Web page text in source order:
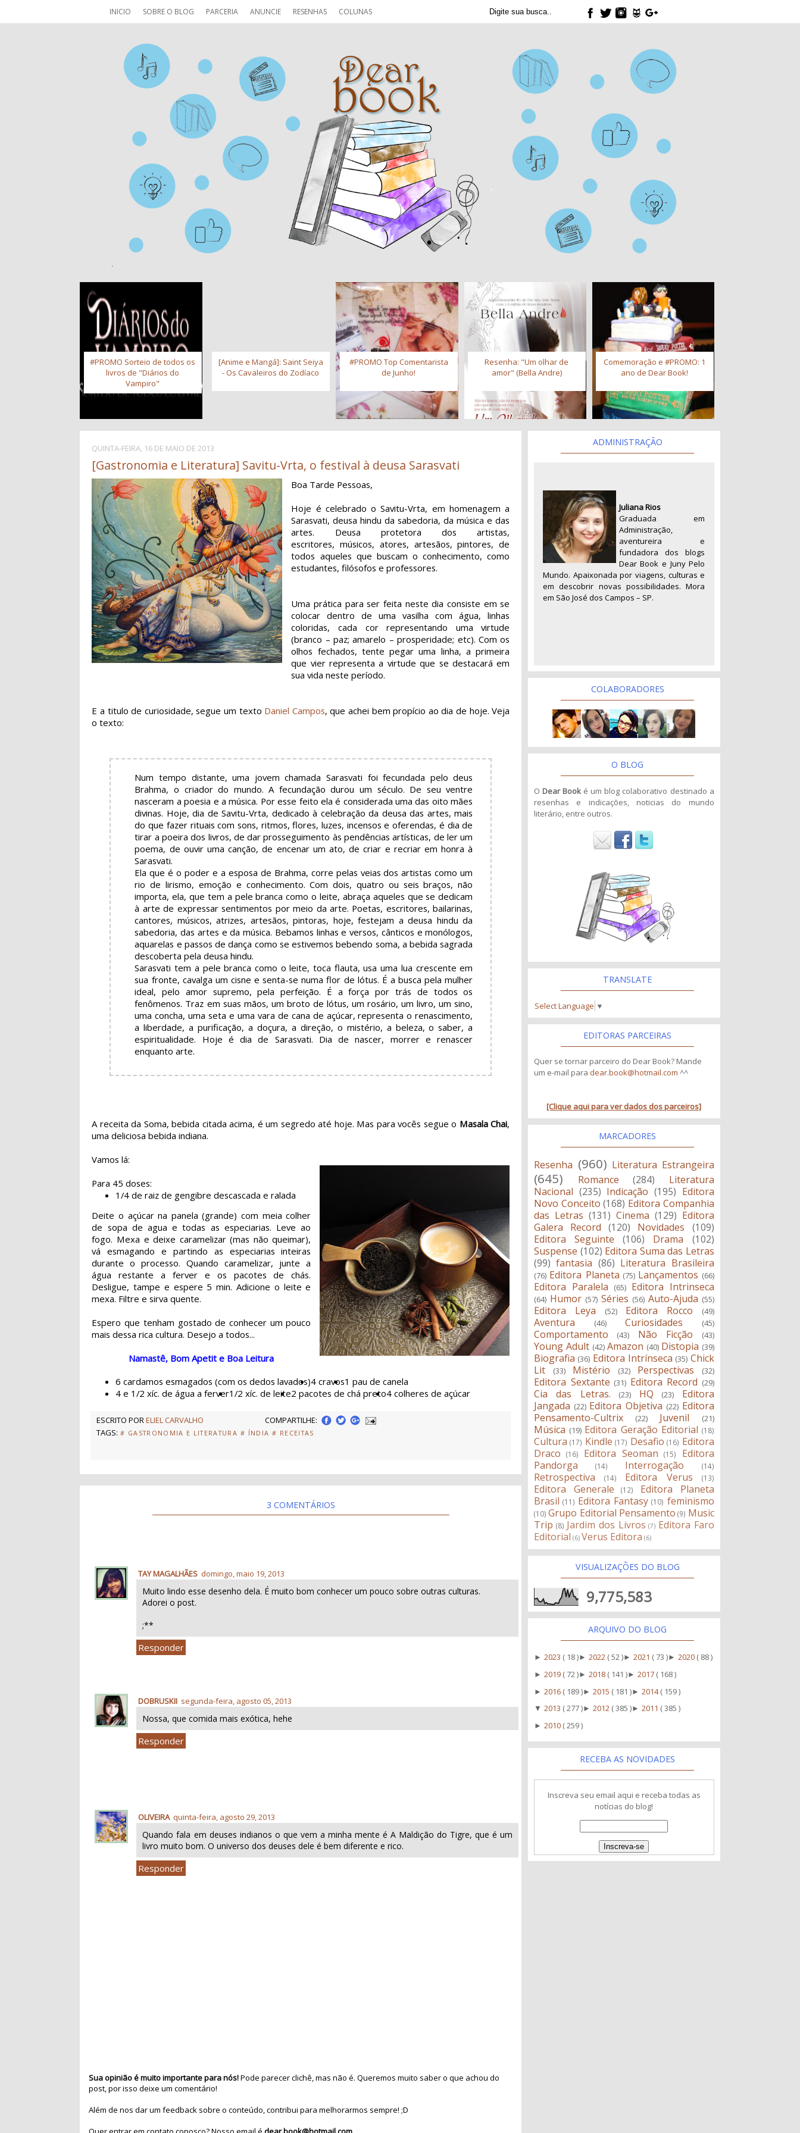
INICIO SOBRE O BLOG PARCERIA ANUNCIE RESENHAS COLUNAS
#PROMO Sorteio de todos os
livros de "Diários do
Vampiro"
[Anime e Mangá]: Saint Seiya
- Os Cavaleiros do Zodíaco
#PROMO Top Comentarista
de Junho!
Resenha: "Um olhar de
amor" (Bella Andre)
Comemoração e #PROMO: 1
ano de Dear Book!
QUINTA-FEIRA, 16 DE MAIO DE 2013
[Gastronomia e Literatura] Savitu-Vrta, o festival à deusa Sarasvati
Boa Tarde Pessoas,
Hoje é celebrado o Savitu-Vrta, em homenagem a
Sarasvati, deusa hindu da sabedoria, da música e das
artes. Deusa protetora dos artistas,
escritores, músicos, atores, artesãos, pintores, de
todos aqueles que buscam o conhecimento, como
estudantes, filósofos e professores.
Uma prática para ser feita neste dia consiste em se
colocar dentro de uma vasilha com água, linhas
coloridas, cada cor representando uma virtude
(branco – paz; amarelo – prosperidade; etc). Com os
olhos fechados, tente pegar uma linha, a primeira
que vier representa a virtude que se destacará em
sua vida neste período.
E a titulo de curiosidade, segue um texto Daniel Campos, que achei bem propício ao dia de hoje. Veja
o texto:
Num tempo distante, uma jovem chamada Sarasvati foi fecundada pelo deus
Brahma, o criador do mundo. A fecundação durou um século. De seu ventre
nasceram a poesia e a música. Por esse feito ela é considerada uma das oito mães
divinas. Hoje, dia de Savitu-Vrta, dedicado à celebração da deusa das artes, mais
do que fazer rituais com sons, ritmos, flores, luzes, incensos e oferendas, é dia de
tirar a poeira dos livros, de dar prosseguimento às pendências artísticas, de ler um
poema, de ouvir uma canção, de encenar um ato, de criar e recriar em honra à
Sarasvati.
Ela que é o poder e a esposa de Brahma, corre pelas veias dos artistas como um
rio de lirismo, emoção e conhecimento. Com dois, quatro ou seis braços, não
importa, ela, que tem a pele branca como o leite, abraça aqueles que se dedicam
à arte de expressar sentimentos por meio da arte. Poetas, escritores, bailarinas,
cantores, músicos, atrizes, artesãos, pintoras, hoje, festejam a deusa hindu da
sabedoria, das artes e da música. Bebamos linhas e versos, cânticos e monólogos,
aquarelas e passos de dança como se estivemos bebendo soma, a bebida sagrada
descoberta pela deusa hindu.
Sarasvati tem a pele branca como o leite, toca flauta, usa uma lua crescente em
sua fronte, cavalga um cisne e senta-se numa flor de lótus. É a busca pela mulher
ideal, pelo amor supremo, pela perfeição. É a força por trás de todos os
fenômenos. Traz em suas mãos, um broto de lótus, um rosário, um livro, um sino,
uma concha, uma seta e uma vara de cana de açúcar, representa o renascimento,
a liberdade, a purificação, a doçura, a direção, o mistério, a beleza, o saber, a
espiritualidade. Hoje é dia de Sarasvati. Dia de nascer, morrer e renascer
enquanto arte.
A receita da Soma, bebida citada acima, é um segredo até hoje. Mas para vocês segue o Masala Chai,
uma deliciosa bebida indiana.
Vamos lá:
Para 45 doses:
1/4 de raiz de gengibre descascada e ralada
6 cardamos esmagados (com os dedos lavados)4 cravos1 pau de canela
4 e 1/2 xíc. de água a ferver1/2 xíc. de leite2 pacotes de chá preto4 colheres de açúcar
Deite o açúcar na panela (grande) com meia colher
de sopa de agua e todas as especiarias. Leve ao
fogo. Mexa e deixe caramelizar (mas não queimar),
vá esmagando e partindo as especiarias inteiras
durante o processo. Quando caramelizar, junte a
água restante a ferver e os pacotes de chás.
Desligue, tampe e espere 5 min. Adicione o leite e
mexa. Filtre e sirva quente.
Espero que tenham gostado de conhecer um pouco
mais dessa rica cultura. Desejo a todos...
Namastê, Bom Apetit e Boa Leitura
ESCRITO PORELIEL CARVALHO
COMPARTILHE:
TAGS: # GASTRONOMIA E LITERATURA # ÍNDIA # RECEITAS
3 COMENTÁRIOS
TAY MAGALHÃES domingo, maio 19, 2013
Muito lindo esse desenho dela. É muito bom conhecer um pouco sobre outras culturas.
Adorei o post.
;**
Responder
DOBRUSKII segunda-feira, agosto 05, 2013
Nossa, que comida mais exótica, hehe
Responder
OLIVEIRA quinta-feira, agosto 29, 2013
Quando fala em deuses indianos o que vem a minha mente é A Maldição do Tigre, que é um
livro muito bom. O universo dos deuses dele é bem diferente e rico.
Responder
Sua opinião é muito importante para nós!Pode parecer clichê, mas não é. Queremos muito saber o que achou do
post, por isso deixe um comentário!
Além de nos dar um feedback sobre o conteúdo, contribui para melhorarmos sempre! ;D
ADMINISTRAÇÃO
Juliana Rios
Graduada em
Administração,
aventureira e
fundadora dos blogs
Dear Book e Juny Pelo
Mundo. Apaixonada por viagens, culturas e
em descobrir novas possibilidades. Mora
em São José dos Campos – SP.
COLABORADORES
O BLOG
O Dear Book é um blog colaborativo destinado a
resenhas e indicações, noticias do mundo
literário, entre outros.
TRANSLATE
Select Language ▼
EDITORAS PARCEIRAS
Quer se tornar parceiro do Dear Book? Mande
um e-mail para dear.book@hotmail.com ^^
[Clique aqui para ver dados dos parceiros]
MARCADORES
Resenha (960) Literatura Estrangeira
(645) Romance (284)
Literatura
Nacional (235) Indicação (195) Editora
Novo Conceito (168) Editora Companhia
das Letras (131) Cinema (129) Editora
Galera Record
(120) Novidades
(109)
Editora Seguinte
(106) Drama
(102)
Suspense (102) Editora Suma das Letras
(99) fantasia (86) Literatura Brasileira
(76) Editora Planeta (75) Lançamentos (66)
Editora Paralela (65) Editora Intrinseca
(64) Humor (57) Séries (56) Auto-Ajuda (55)
Editora Leya (52) Editora Rocco (49)
Aventura (46) Curiosidades (45)
Comportamento (43) Não Ficção (43)
Young Adult (42) Amazon (40) Distopia (39)
Biografia (36) Editora Intrínseca (35) Chick
Lit
(33) Mistério (32) Perspectivas (32)
Editora Sextante (31) Editora Record (29)
Cia das Letras. (23) HQ (23)
Editora
Jangada (22) Editora Objetiva (22) Editora
Pensamento-Cultrix
(22) Juvenil (21)
Música (19) Editora Geração Editorial (18)
Cultura (17) Kindle (17) Desafio (16) Editora
Draco
(16) Editora Seoman (15)
Editora
Pandorga
(14) Interrogação (14)
Retrospectiva (14) Editora Verus (13)
Editora Generale (12)
Editora Planeta
Brasil (11) Editora Fantasy (10) feminismo
(10) Grupo Editorial Pensamento (9) Music
Trip (8) Jardim dos Livros (7) Editora Faro
Editorial (6) Verus Editora (6)
VISUALIZAÇÕES DO BLOG
9,775,583
ARQUIVO DO BLOG
►2023 ( 18 )►2022 ( 52 )►2021 ( 73 )►2020 ( 88 )
►2019 ( 72 )►2018 ( 141 )►2017 ( 168 )
►2016 ( 189 )►2015 ( 181 )►2014( 159 )
▼2013 ( 277 )►2012 ( 385 )►2011 ( 385 )
►2010 ( 259 )
RECEBA AS NOVIDADES
Inscreva seu email aqui e receba todas as
notícias do blog!